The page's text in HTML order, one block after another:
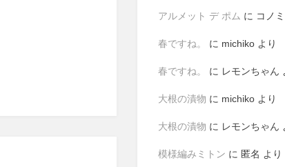
アルメット デ ポム に コノミ
春ですね。 に michikoより
春ですね。 に レモンちゃん
大根の漬物 に michikoより
大根の漬物 に レモンちゃん
模様編みミトン に 匿名 より